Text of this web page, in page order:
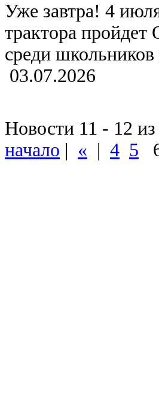
Уже завтра! 4
трактора
среди
03.07.2026
Новости 11 - 12
начало | « | 4 5